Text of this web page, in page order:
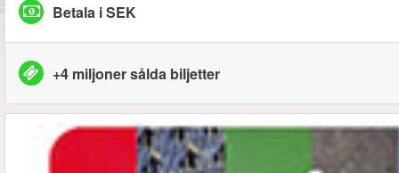
Betala i SEK
+4 miljoner sålda biljetter